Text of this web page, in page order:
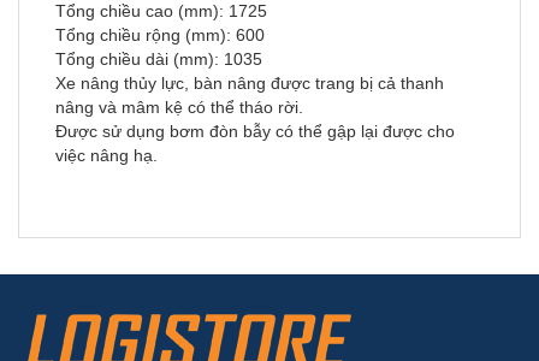
Tổng chiều cao (mm): 1725
Tổng chiều rộng (mm): 600
Tổng chiều dài (mm): 1035
Xe nâng thủy lực, bàn nâng được trang bị cả thanh
nâng và mâm kệ có thể tháo rời.
Được sử dụng bơm đòn bẫy có thể gập lại được cho
việc nâng hạ.